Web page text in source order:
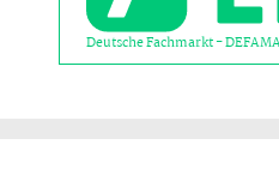
Deutsche Fachmarkt -